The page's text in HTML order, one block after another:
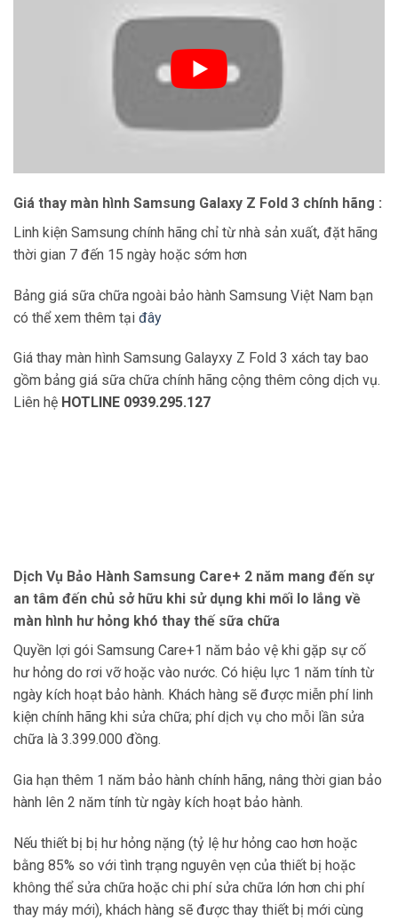
Giá thay màn hình Samsung Galaxy Z Fold 3 chính hãng :
Linh kiện Samsung chính hãng chỉ từ nhà sản xuất, đặt hãng
thời gian 7 đến 15 ngày hoặc sớm hơn
Bảng giá sữa chữa ngoài bảo hành Samsung Việt Nam bạn
có thể xem thêm tại đây
Giá thay màn hình Samsung Galayxy Z Fold 3 xách tay bao
gồm bảng giá sữa chữa chính hãng cộng thêm công dịch vụ.
Liên hệ HOTLINE 0939.295.127
Dịch Vụ Bảo Hành Samsung Care+ 2 năm mang đến sự
an tâm đến chủ sở hữu khi sử dụng khi mối lo lắng về
màn hình hư hỏng khó thay thế sữa chữa
Quyền lợi gói Samsung Care+1 năm bảo vệ khi gặp sự cố
hư hỏng do rơi vỡ hoặc vào nước. Có hiệu lực 1 năm tính từ
ngày kích hoạt bảo hành. Khách hàng sẽ được miễn phí linh
kiện chính hãng khi sửa chữa; phí dịch vụ cho mỗi lần sửa
chữa là 3.399.000 đồng.
Gia hạn thêm 1 năm bảo hành chính hãng, nâng thời gian bảo
hành lên 2 năm tính từ ngày kích hoạt bảo hành.
Nếu thiết bị bị hư hỏng nặng (tỷ lệ hư hỏng cao hơn hoặc
bằng 85% so với tình trạng nguyên vẹn của thiết bị hoặc
không thể sửa chữa hoặc chi phí sửa chữa lớn hơn chi phí
thay máy mới), khách hàng sẽ được thay thiết bị mới cùng